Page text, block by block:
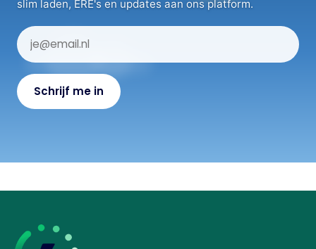
slim laden, ERE's en updates aan ons platform.